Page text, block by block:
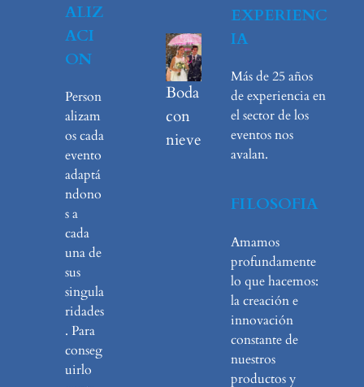
ALIZ
ACI
ON
Person
alizam
os cada
evento
adaptá
ndono
s a
cada
una de
sus
singula
ridades
. Para
conseg
uirlo
Boda
con
nieve
EXPERIENC
IA
Más de 25 años
de experiencia en
el sector de los
eventos nos
avalan.
FILOSOFIA
Amamos
profundamente
lo que hacemos:
la creación e
innovación
constante de
nuestros
productos y